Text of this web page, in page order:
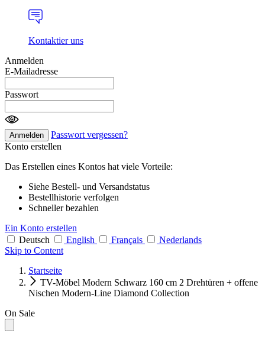
Kontaktier uns
Anmelden
E-Mailadresse
Passwort
Anmelden
Passwort vergessen?
Konto erstellen
Das Erstellen eines Kontos hat viele Vorteile:
Siehe Bestell- und Versandstatus
Bestellhistorie verfolgen
Schneller bezahlen
Ein Konto erstellen
Deutsch
English Français
Nederlands
Skip to Content
Startseite
TV-Möbel Modern Schwarz 160 cm 2 Drehtüren + offene
Nischen Modern-Line Diamond Collection
On Sale